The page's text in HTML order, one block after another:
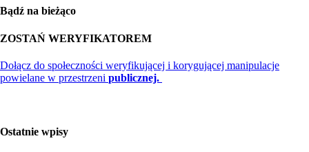
Bądź na bieżąco
ZOSTAŃ WERYFIKATOREM
Dołącz do społeczności weryfikującej i korygującej manipulacje
powielane w przestrzeni publicznej.
Ostatnie wpisy